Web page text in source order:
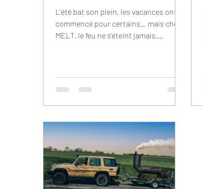
L'été bat son plein, les vacances ont
commencé pour certains… mais chez
MELT, le feu ne s'éteint jamais.
nos restaurants restent ouverts tout
le mois d'août pour vous faire
menu : brisket fumé pendant de
longues heures, pulled pork fondant,
ribs, burgers maison,
accompagnements préparés sur plac